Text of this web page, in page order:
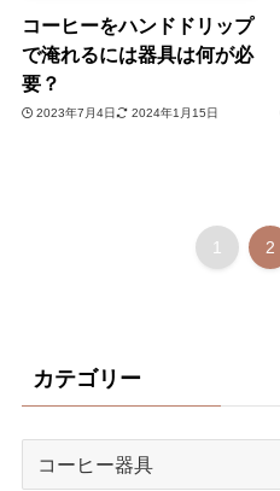
コーヒーをハンドドリップ
で淹れるには器具は何が必
要？
2023年7月4日 2024年1月15日
1 2
カテゴリー